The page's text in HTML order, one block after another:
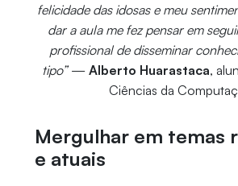
felicidade das idosas e meu
dar a aula me fez pensar em
profissional de disseminar
tipo”— Alberto Huarastaca,
Ciências da
Mergulhar em temas
e atuais